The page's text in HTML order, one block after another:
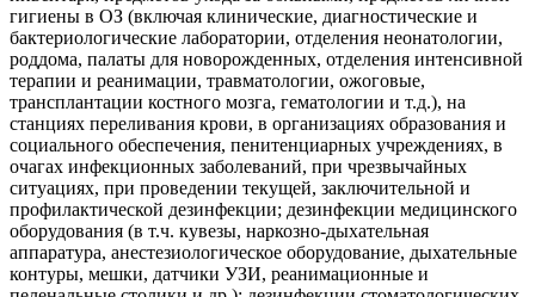
гигиены в ОЗ (включая клинические, диагностические и
бактериологические лаборатории, отделения неонатологии,
роддома, палаты для новорожденных, отделения интенсивной
терапии и реанимации, травматологии, ожоговые,
трансплантации костного мозга, гематологии и т.д.), на
станциях переливания крови, в организациях образования и
социального обеспечения, пенитенциарных учреждениях, в
очагах инфекционных заболеваний, при чрезвычайных
ситуациях, при проведении текущей, заключительной и
профилактической дезинфекции; дезинфекции медицинского
оборудования (в т.ч. кувезы, наркозно-дыхательная
аппаратура, анестезиологическое оборудование, дыхательные
контуры, мешки, датчики УЗИ, реанимационные и